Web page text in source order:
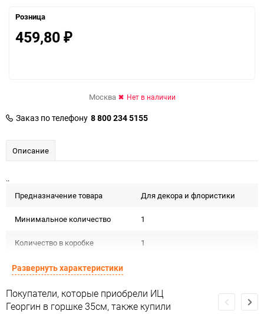
Розница
459,80 ₽
Москва Нет в наличии
Заказ по телефону 8 800 234 5155
Описание
..
Предназначение товара
Для декора и флористики
Минимальное количество 1
Количество в коробке 1
Единица измерения
Развернуть характеристики
Покупатели, которые приобрели ИЦ
Георгин в горшке 35см, также купили